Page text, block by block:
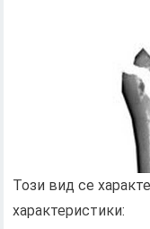
Този вид се
характеристики: